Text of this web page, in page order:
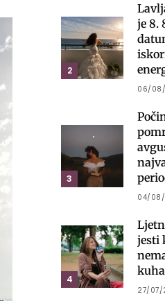
2
je 8.
06/
3
04/
4
jesti
27/07/